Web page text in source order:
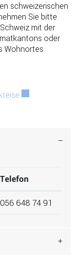
schweizerischen
Sie bitte
mit der
oder
Wohnortes
Externer Link
Telefon
056 648 74 91